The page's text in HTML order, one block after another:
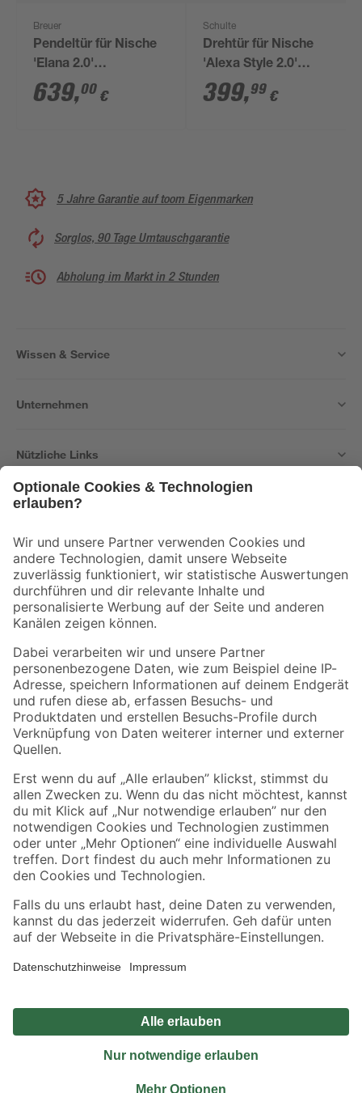
Breuer
Pendeltür für Nische
'Elana 2.0'
chromfarben 90 x 200
cm
639,00 €
Schulte
Drehtür für Nische
'Alexa Style 2.0'
teilgerahmt, gestreift,
aluminiumfarben, 80 x
399,99 €
5 Jahre Garantie auf toom Eigenmarken
Sorglos, 90 Tage Umtauschgarantie
Abholung im Markt in 2 Stunden
Wissen & Service
Unternehmen
Nützliche Links
Der toom Newsletter: Keine Angebote und Aktionen mehr verpassen!
Zur Newsletter Anmeldung
Folge uns
Zahlungsarten Versandarten
Sicher einkaufen
Jetzt die toom-App herunterladen
Alle Preisangaben in EUR inkl. gesetzl. MwSt.. Die dargestellten Angebote sind unter
Umständen nicht in allen Märkten verfügbar. Die angegebenen Verfügbarkeiten beziehen
Produkte nur solange der Vorrat reicht.
*Paketversand ab 59 € versandkostenfrei, gilt nicht für Artikel mit Speditionsversand, hier
Privatsphäre Impressum
Nutzungsbedingungen
Widerrufsrecht
Vertrag widerrufen